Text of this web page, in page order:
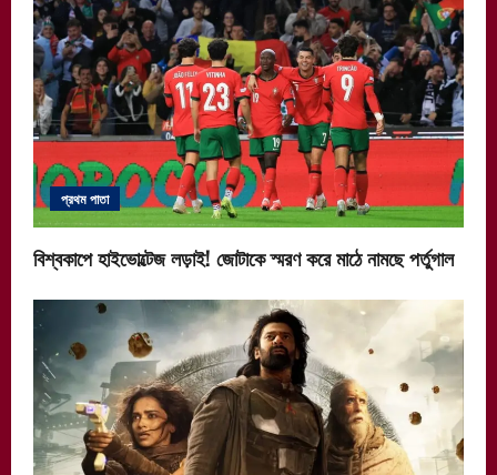
প্রথম পাতা
বিশ্বকাপে হাইভোল্টেজ লড়াই! জোটাকে স্মরণ করে মাঠে নামছে পর্তুগাল